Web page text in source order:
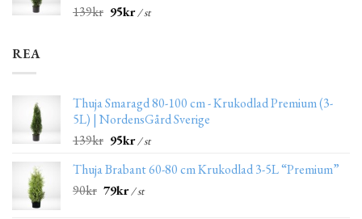
139kr 95kr/ st
REA
Thuja Smaragd 80-100 cm - Krukodlad Premium (3-
5L) | NordensGård Sverige
139kr 95kr/ st
Thuja Brabant 60-80 cm Krukodlad 3-5L “Premium”
90kr 79kr/ st